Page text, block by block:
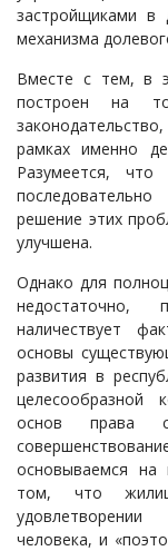
застройщиками в
механизма
Вместе с тем, в
построен на
рамках именно
Разумеется,
решение этих
улучшена.
Однако для
недостаточно,
наличествует
основы
развития в
целесообразной
основ права
основываемся
том, что
человека, и